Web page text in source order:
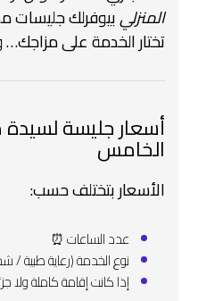
المنزليبيوفرلك جليسات
تختار الخدمة على
أسعار جليسة
الخامس
الأسعار بتختلف حسب:
عدد الساعات ⏰
نوع الخدمة (رعاية طبية /
إذا كانت إقامة كاملة ولا